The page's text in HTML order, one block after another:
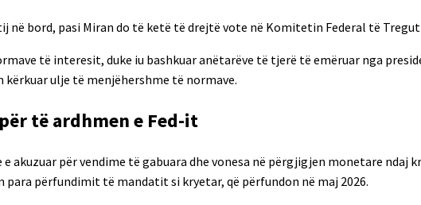
bord, pasi Miran do të ketë të drejtë vote në Komitetin Federal të Tregut
të interesit, duke iu bashkuar anëtarëve të tjerë të emëruar nga
ulje të menjëhershme të normave.
të ardhmen e Fed-it
akuzuar për vendime të gabuara dhe vonesa në përgjigjen monetare ndaj
para përfundimit të mandatit si kryetar, që përfundon në maj 2026.